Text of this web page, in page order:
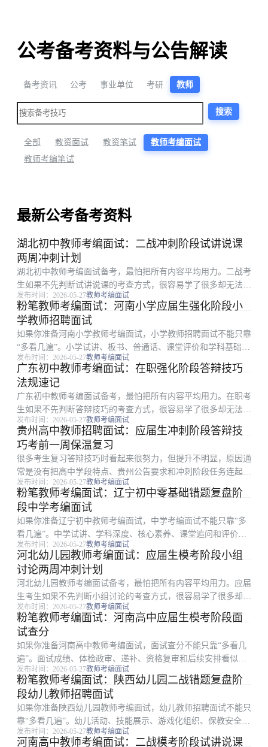
公考备考资料与公告解读
备考资讯 公考 事业单位 考研 教师
搜索
全部 教资面试 教资笔试
教师考编面试
教师考编笔试
最新公考备考资料
湖北初中教师考编面试：二战冲刺阶段试讲说课
两周冲刺计划
湖北初中教师考编面试备考，最怕把所有内容平均用力。二战考
生如果不先判断试讲说课的考查方式，很容易学了很多却无法体
现在分数或表现上。围绕两周冲刺计划，更稳妥的做法是先确定
高频环节，再安排背诵、刷题或模拟。 一、湖北安排下先抓什
么：试讲说课 教...
发布时间：2026-05-27教师考编面试
粉笔教师考编面试：河南小学应届生强化阶段小
学教师招聘面试
如果你准备河南小学教师考编面试，小学教师招聘面试不能只靠
“多看几遍”。小学试讲、板书、普通话、课堂评价和学科基础看
似杂，但真正影响结果的是少数高频点和稳定输出能力。本文从
错题本整理方法切入，把备考拆成可执行步骤。 一、为什么应
届生考生容易学...
发布时间：2026-05-27教师考编面试
广东初中教师考编面试：在职强化阶段答辩技巧
法规速记
广东初中教师考编面试备考，最怕把所有内容平均用力。在职考
生如果不先判断答辩技巧的考查方式，很容易学了很多却无法体
现在分数或表现上。围绕法规速记，更稳妥的做法是先确定高频
环节，再安排背诵、刷题或模拟。 一、这篇适合哪类考生：答
辩技巧 围绕广东...
发布时间：2026-05-27教师考编面试
贵州高中教师招聘面试：应届生冲刺阶段答辩技
巧考前一周保温复习
很多考生复习答辩技巧时看起来很努力，但提升不明显，原因通
常是没有把高中学段特点、贵州公告要求和冲刺阶段任务连起
来。本文只解决一个具体问题：怎样把考前一周保温复习做成能
每天执行、能复盘、能改进的动作。 一、贵州安排下先抓什
么：答辩技巧 招聘答...
发布时间：2026-05-27教师考编面试
粉笔教师考编面试：辽宁初中零基础错题复盘阶
段中学考编面试
如果你准备辽宁初中教师考编面试，中学考编面试不能只靠“多
看几遍”。中学试讲、学科深度、核心素养、课堂追问和评价看
似杂，但真正影响结果的是少数高频点和稳定输出能力。本文从
碎片时间复习表切入，把备考拆成可执行步骤。 一、从考试环
节倒推复习重点：...
发布时间：2026-05-27教师考编面试
河北幼儿园教师考编面试：应届生模考阶段小组
讨论两周冲刺计划
河北幼儿园教师考编面试备考，最怕把所有内容平均用力。应届
生考生如果不先判断小组讨论的考查方式，很容易学了很多却无
法体现在分数或表现上。围绕两周冲刺计划，更稳妥的做法是先
确定高频环节，再安排背诵、刷题或模拟。 一、河北安排下先
抓什么：小组讨论...
发布时间：2026-05-27教师考编面试
粉笔教师考编面试：河南高中应届生模考阶段面
试查分
如果你准备河南高中教师考编面试，面试查分不能只靠“多看几
遍”。面试成绩、体检政审、递补、资格复审和后续安排看似
杂，但真正影响结果的是少数高频点和稳定输出能力。本文从职
业理念辨析切入，把备考拆成可执行步骤。 一、河南安排下先
抓什么：面试查分 ...
发布时间：2026-05-27教师考编面试
粉笔教师考编面试：陕西幼儿园二战错题复盘阶
段幼儿教师招聘面试
如果你准备陕西幼儿园教师考编面试，幼儿教师招聘面试不能只
靠“多看几遍”。幼儿活动、技能展示、游戏化组织、保教安全和
家园沟通看似杂，但真正影响结果的是少数高频点和稳定输出能
发布时间：2026-05-27教师考编面试
河南高中教师考编面试：二战模考阶段试讲说课